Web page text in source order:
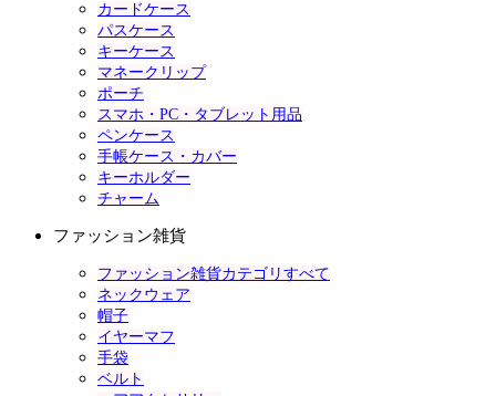
カードケース
パスケース
キーケース
マネークリップ
ポーチ
スマホ・PC・タブレット用品
ペンケース
手帳ケース・カバー
キーホルダー
チャーム
ファッション雑貨
ファッション雑貨カテゴリすべて
ネックウェア
帽子
イヤーマフ
手袋
ベルト